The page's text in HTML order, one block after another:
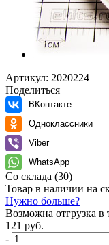
Артикул: 2020224
Поделиться
ВКонтакте
Одноклассники
Viber
WhatsApp
Со склада (30)
Товар в наличии на
Нужно больше?
Возможна отгрузка в
121 руб.
-